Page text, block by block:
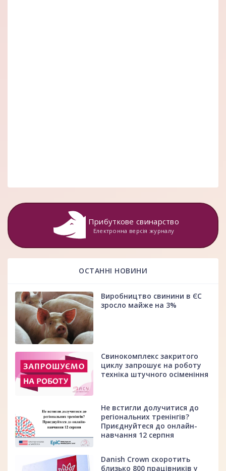
Прибуткове свинарство
Електронна версія журналу
ОСТАННІ НОВИНИ
Виробництво свинини в ЄС
зросло майже на 3%
Свинокомплекс закритого
циклу запрошує на роботу
техніка штучного осіменіння
Не встигли долучитися до
регіональних тренінгів?
Приєднуйтеся до онлайн-
навчання 12 серпня
Danish Crown скоротить
близько 800 працівників у